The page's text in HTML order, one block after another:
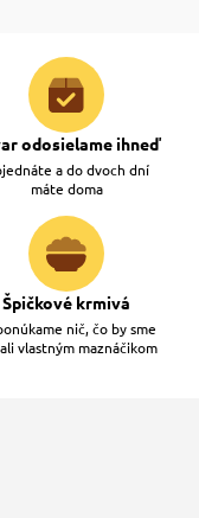
odosielame ihneď
a do dvoch dní
máte doma
Špičkové krmivá
nič, čo by sme
vlastným maznáčikom